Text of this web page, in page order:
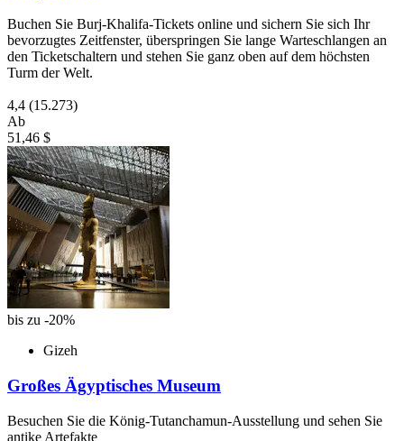
Buchen Sie Burj-Khalifa-Tickets online und sichern Sie sich Ihr
bevorzugtes Zeitfenster, überspringen Sie lange Warteschlangen an
den Ticketschaltern und stehen Sie ganz oben auf dem höchsten
Turm der Welt.
4,4 (15.273)
Ab
51,46 $
bis zu -20%
Gizeh
Großes Ägyptisches Museum
Besuchen Sie die König-Tutanchamun-Ausstellung und sehen Sie
antike Artefakte